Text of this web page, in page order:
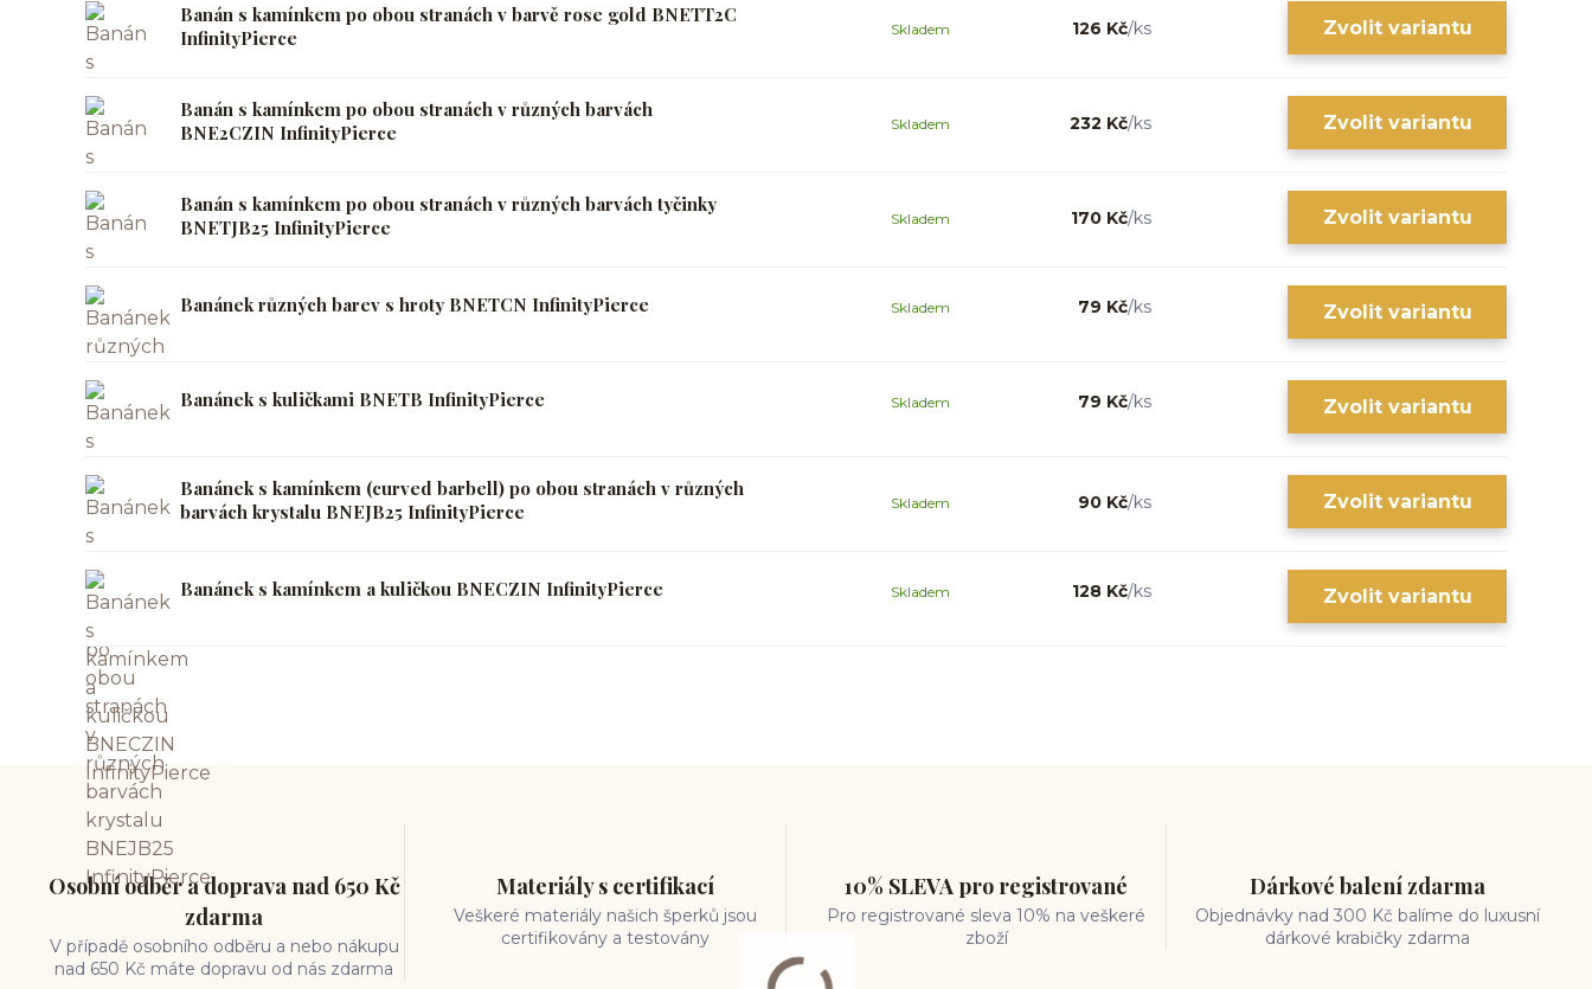
Banán s kamínkem po obou stranách v barvě rose gold BNETT2C
InfinityPierce
126 Kč/ks
Skladem Zvolit variantu
Banán s kamínkem po obou stranách v různých barvách
BNE2CZIN InfinityPierce
232 Kč/ks
Skladem Zvolit variantu
Banán s kamínkem po obou stranách v různých barvách tyčinky
BNETJB25 InfinityPierce
170 Kč/ks
Skladem Zvolit variantu
Banánek různých barev s hroty BNETCN InfinityPierce 79 Kč/ks
Skladem Zvolit variantu
Banánek s kuličkami BNETB InfinityPierce 79 Kč/ks
Skladem Zvolit variantu
Banánek s kamínkem (curved barbell) po obou stranách v různých
barvách krystalu BNEJB25 InfinityPierce
90 Kč/ks
Skladem Zvolit variantu
Banánek s kamínkem a kuličkou BNECZIN InfinityPierce 128 Kč/ks
Skladem Zvolit variantu
Osobní odběr a doprava nad 650 Kč
zdarma
V případě osobního odběru a nebo nákupu
nad 650 Kč máte dopravu od nás zdarma
Materiály s certifikací
Veškeré materiály našich šperků jsou
certifikovány a testovány
10% SLEVA pro registrované
Pro registrované sleva 10% na veškeré
zboží
Dárkové balení zdarma
Objednávky nad 300 Kč balíme do luxusní
dárkové krabičky zdarma